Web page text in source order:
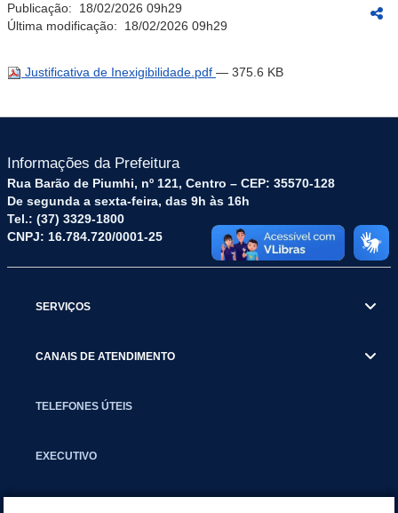
Publicação: 18/02/2026 09h29
Última modificação: 18/02/2026 09h29
Justificativa de Inexigibilidade.pdf — 375.6 KB
Informações da Prefeitura
Rua Barão de Piumhi, nº 121, Centro – CEP: 35570-128
De segunda a sexta-feira, das 9h às 16h
Tel.: (37) 3329-1800
CNPJ: 16.784.720/0001-25
SERVIÇOS
CANAIS DE ATENDIMENTO
TELEFONES ÚTEIS
EXECUTIVO